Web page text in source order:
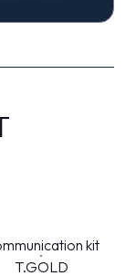
kit
T.GOLD